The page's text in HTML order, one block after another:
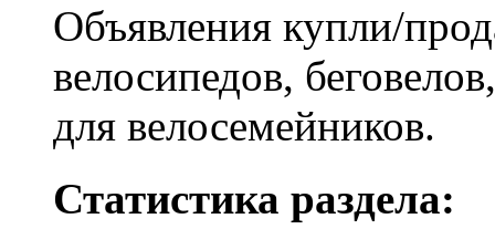
Объявления купли/
велосипедов,
для велосемейников.
Статистика раздела: